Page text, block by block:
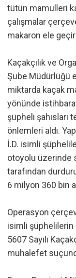
tütün mamulleri
çalışmalar
makaron ele
Kaçakçılık ve
Şube Müdürlüğü
miktarda kaçak
yönünde
şüpheli şahısları
önlemleri aldı.
İ.D. isimli
otoyolu üzerinde
tarafından
6 milyon 360 bin
Operasyon
isimli şüphelilerin
5607 Sayılı
muhalefet